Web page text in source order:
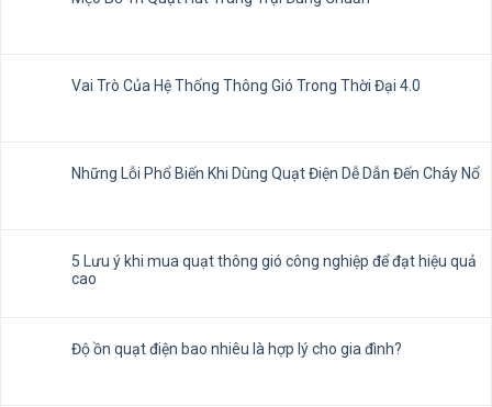
Vai Trò Của Hệ Thống Thông Gió Trong Thời Đại 4.0
Những Lỗi Phổ Biến Khi Dùng Quạt Điện Dễ Dẫn Đến Cháy Nổ
5 Lưu ý khi mua quạt thông gió công nghiệp để đạt hiệu quả
cao
Độ ồn quạt điện bao nhiêu là hợp lý cho gia đình?